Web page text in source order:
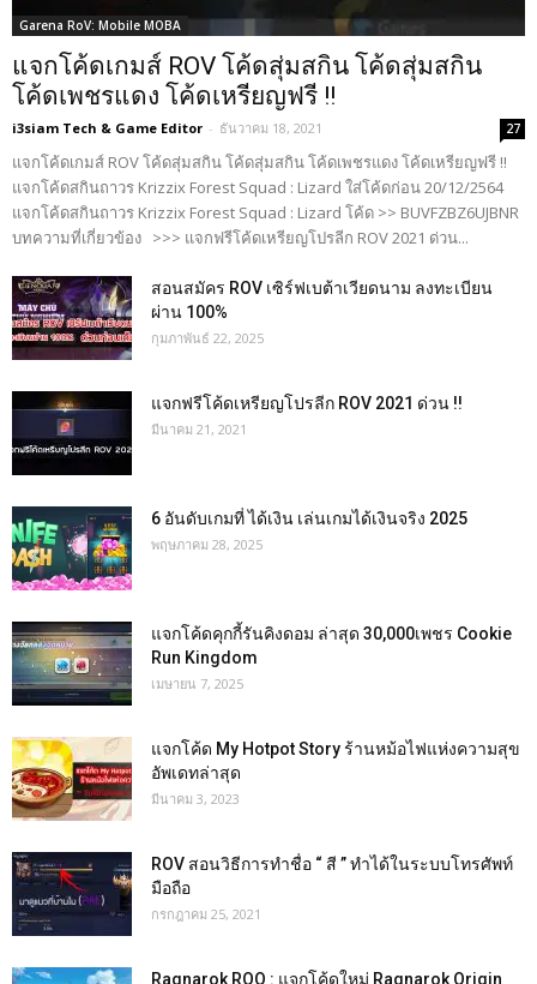
Garena RoV: Mobile MOBA
แจกโค้ดเกมส์ ROV โค้ดสุ่มสกิน โค้ดสุ่มสกิน
โค้ดเพชรแดง โค้ดเหรียญฟรี !!
i3siam Tech & Game Editor - ธันวาคม 18, 2021 27
แจกโค้ดเกมส์ ROV โค้ดสุ่มสกิน โค้ดสุ่มสกิน โค้ดเพชรแดง โค้ดเหรียญฟรี !!
แจกโค้ดสกินถาวร Krizzix Forest Squad : Lizard ใส่โค้ดก่อน 20/12/2564
แจกโค้ดสกินถาวร Krizzix Forest Squad : Lizard โค้ด >> BUVFZBZ6UJBNR
บทความที่เกี่ยวข้อง >>> แจกฟรีโค้ดเหรียญโปรลีก ROV 2021 ด่วน...
สอนสมัคร ROV เซิร์ฟเบต้าเวียดนาม ลงทะเบียน
ผ่าน 100%
กุมภาพันธ์ 22, 2025
แจกฟรีโค้ดเหรียญโปรลีก ROV 2021 ด่วน !!
มีนาคม 21, 2021
6 อันดับเกมที่ ได้เงิน เล่นเกมได้เงินจริง 2025
พฤษภาคม 28, 2025
แจกโค้ดคุกกี้รันคิงดอม ล่าสุด 30,000เพชร Cookie
Run Kingdom
เมษายน 7, 2025
แจกโค้ด My Hotpot Story ร้านหม้อไฟแห่งความสุข
อัพเดทล่าสุด
มีนาคม 3, 2023
ROV สอนวิธีการทำชื่อ “ สี ” ทำได้ในระบบโทรศัพท์
มือถือ
กรกฎาคม 25, 2021
Ragnarok ROO : แจกโค้ดใหม่ Ragnarok Origin